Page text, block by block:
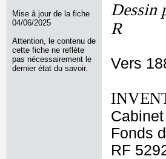
Mise à jour de la fiche
04/06/2025
Attention, le contenu de
cette fiche ne reflète
pas nécessairement le
dernier état du savoir.
Dessin
R
Vers
Fonds
RF